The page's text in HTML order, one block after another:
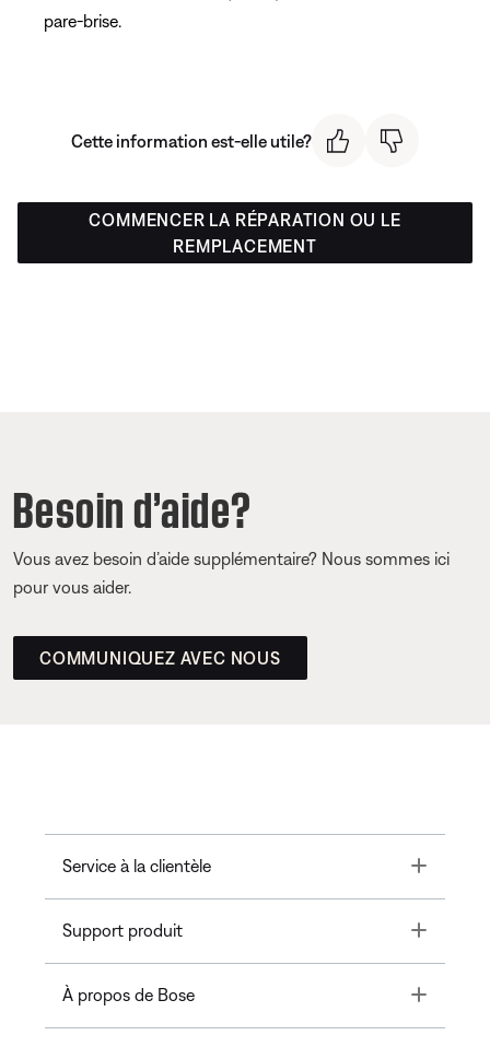
pare-brise.
Cette information est-elle utile?
COMMENCER LA RÉPARATION OU LE
REMPLACEMENT
Besoin d’aide?
Vous avez besoin d’aide supplémentaire? Nous sommes ici
pour vous aider.
COMMUNIQUEZ AVEC NOUS
Service à la clientèle Toggle
Support produit Toggle
À propos de Bose Toggle